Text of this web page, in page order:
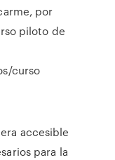
por
piloto de
curso
accesible
para la